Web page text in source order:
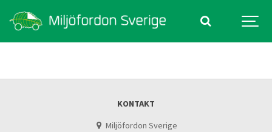
KONTAKT
Miljöfordon Sverige